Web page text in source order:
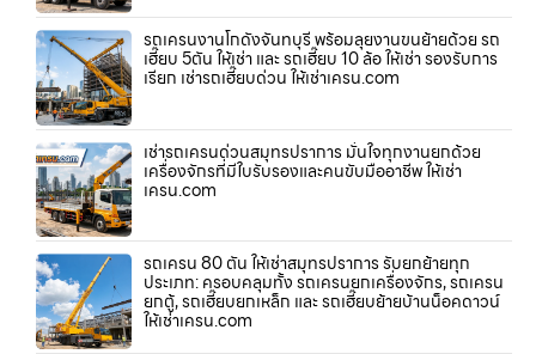
รถเครนงานโกดังจันทบุรี พร้อมลุยงานขนย้ายด้วย รถ
เฮี๊ยบ 5ตัน ให้เช่า และ รถเฮี๊ยบ 10 ล้อ ให้เช่า รองรับการ
เรียก เช่ารถเฮี๊ยบด่วน ให้เช่าเครน.com
เช่ารถเครนด่วนสมุทรปราการ มั่นใจทุกงานยกด้วย
เครื่องจักรที่มีใบรับรองและคนขับมืออาชีพ ให้เช่า
เครน.com
รถเครน 80 ตัน ให้เช่าสมุทรปราการ รับยกย้ายทุก
ประเภท: ครอบคลุมทั้ง รถเครนยกเครื่องจักร, รถเครน
ยกตู้, รถเฮี๊ยบยกเหล็ก และ รถเฮี๊ยบย้ายบ้านน็อคดาวน์
ให้เช่าเครน.com